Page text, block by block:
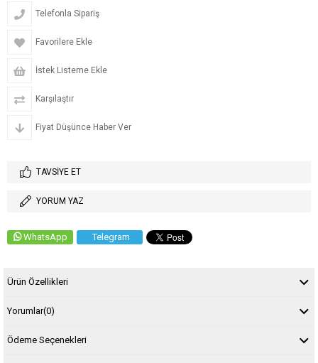
Telefonla Sipariş
Favorilere Ekle
İstek Listeme Ekle
Karşılaştır
Fiyat Düşünce Haber Ver
TAVSIYE ET
YORUM YAZ
WhatsApp Telegram
Ürün Özellikleri
Yorumlar(0)
Ödeme Seçenekleri